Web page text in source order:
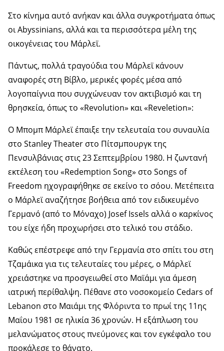
Στο κίνημα αυτό ανήκαν και άλλα συγκροτήματα όπως
οι Abyssinians, αλλά και τα περισσότερα μέλη της
οικογένειας του Μάρλεϊ.
Πάντως, πολλά τραγούδια του Μάρλεϊ κάνουν
αναφορές στη Βίβλο, μερικές φορές μέσα από
λογοπαίγνια που συγχώνευαν τον ακτιβισμό και τη
θρησκεία, όπως το «Revolution» και «Reveletion»:
Ο Μπομπ Μάρλεϊ έπαιξε την τελευταία του συναυλία
στο Stanley Theater στο Πίτσμπουργκ της
Πενσυλβάνιας στις 23 Σεπτεμβρίου 1980. Η ζωντανή
εκτέλεση του «Redemption Song» στο Songs of
Freedom ηχογραφήθηκε σε εκείνο το σόου. Μετέπειτα
ο Μάρλεϊ αναζήτησε βοήθεια από τον ειδικευμένο
Γερμανό (από το Μόναχο) Josef Issels αλλά ο καρκίνος
του είχε ήδη προχωρήσει στο τελικό του στάδιο.
Καθώς επέστρεφε από την Γερμανία στο σπίτι του στη
Τζαμάικα για τις τελευταίες του μέρες, ο Μάρλεϊ
χρειάστηκε να προσγειωθεί στο Μαϊάμι για άμεση
ιατρική περίθαλψη. Πέθανε στο νοσοκομείο Cedars of
Lebanon στο Μαιάμι της Φλόριντα το πρωί της 11ης
Μαΐου 1981 σε ηλικία 36 χρονών. Η εξάπλωση του
μελανώματος στους πνεύμονες και τον εγκέφαλο του
προκάλεσε το θάνατο.